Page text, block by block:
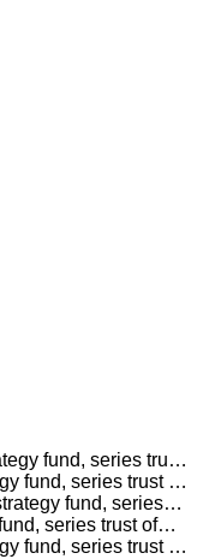
fund, series trust
dtvm sa
fund, series trust of
dtvm safund, series
citibank dtvm sa
series trust of
dtvm sa
fund, series trust of